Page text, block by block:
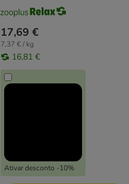
17,69 €
7,37 € / kg
16,81 €
Ativar desconto -10%